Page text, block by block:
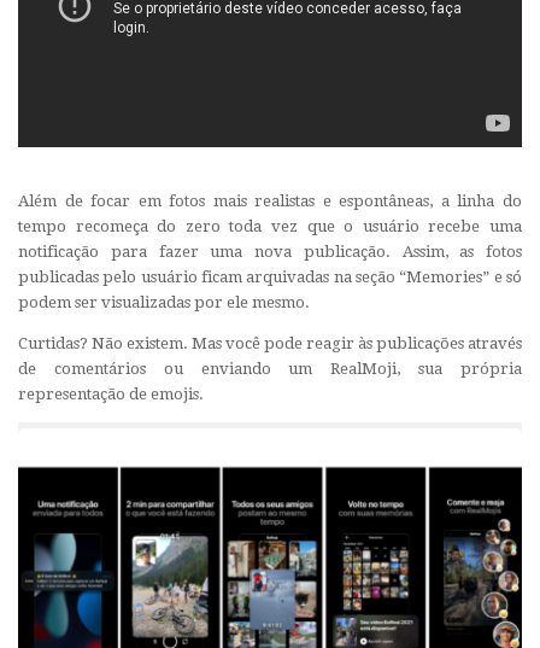
Além de focar em fotos mais realistas e espontâneas, a linha do
tempo recomeça do zero toda vez que o usuário recebe uma
notificação para fazer uma nova publicação. Assim, as fotos
publicadas pelo usuário ficam arquivadas na seção “Memories” e só
podem ser visualizadas por ele mesmo.
Curtidas? Não existem. Mas você pode reagir às publicações através
de comentários ou enviando um RealMoji, sua própria
representação de emojis.